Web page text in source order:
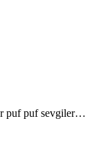
puf puf sevgiler…